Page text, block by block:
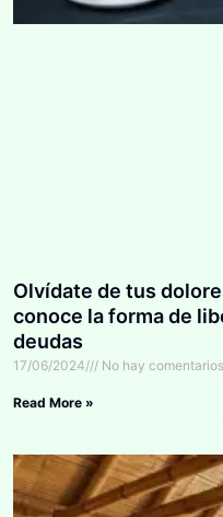
Olvídate de tus
conoce la forma de
deudas
17/06/2024 No hay comentarios
Read More »